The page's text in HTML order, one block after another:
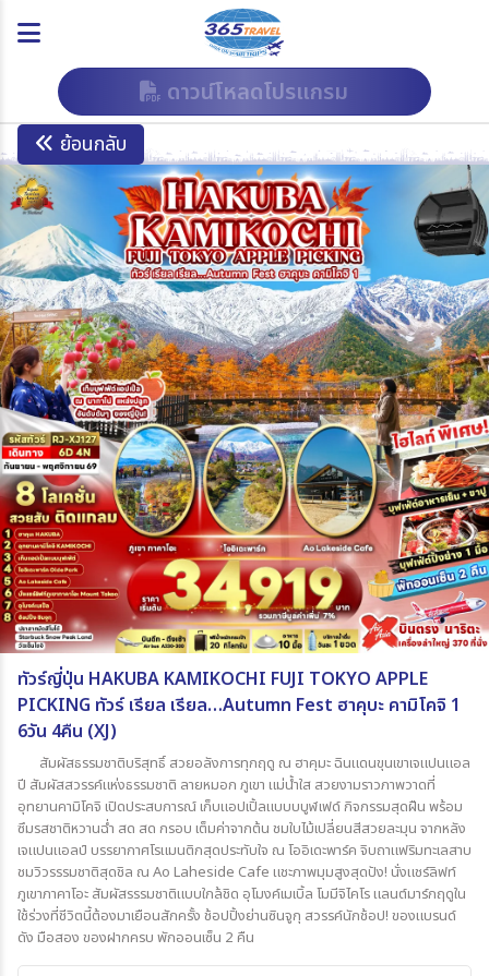
ดาวน์โหลดโปรแกรม
ย้อนกลับ
ทัวร์ญี่ปุ่น HAKUBA KAMIKOCHI FUJI TOKYO APPLE
PICKING ทัวร์ เรียล เรียล…Autumn Fest ฮาคุบะ คามิโคจิ 1
6วัน 4คืน (XJ)
สัมผัสธรรมชาติบริสุทธิ์ สวยอลังการทุกฤดู ณ ฮาคุมะ ฉินแดนขุนเขาเจแปนแอล
ปี สัมผัสสวรรค์แห่งธรรมชาติ ลายหมอก ภูเขา แม่น้ำใส สวยงามราวภาพวาดที่
อุทยานคามิโคจิ เปิดประสบการณ์ เก็บแอปเปิ้ลแบบบบูฬเฟด์ กิจกรรมสุดฝืน พร้อม
ซึมรสชาติหวานฉ่ำ สด สด กรอบ เต็มค่าจากต้น ชมใบไม้เปลี่ยนสีสวยละมุน จากหลัง
เจแปนแอลป์ บรรยากาศโรแมนติกสุดประทับใจ ณ โออิเดะพาร์ค จิบถาแฟริมทะเลสาบ
ชมวิวรรรมชาติสุดชิล ณ Ao Laheside Cafe แชะภาพมุมสูงสุดปัง! นั่งแชร์ลิฟท์
ภูเขาภาคาโอะ สัมผัสรรรมชาติแบบใกล้ชิด อุโมงค์เมเบิ้ล โมมีจิไคโร แลนต์มาร์กฤดูใน
ใช้ร่วงที่ชีวิตนี้ต้องมาเยือนสักครั้ง ช้อปปิ้งย่านซินจูกุ สวรรค์นักช้อป! ของแบรนด์
ดัง มือสอง ของฝากครบ พักออนเซ็น 2 คืน